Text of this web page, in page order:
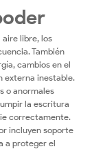
aire libre, los
También
cambios en el
externa inestable.
o anormales
la escritura
correctamente.
incluyen soporte
a proteger el